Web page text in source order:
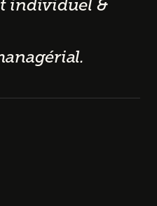
individuel &